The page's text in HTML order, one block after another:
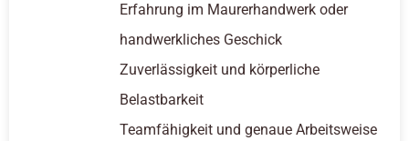
Erfahrung im Maurerhandwerk oder
handwerkliches Geschick
Zuverlässigkeit und körperliche
Belastbarkeit
Teamfähigkeit und genaue Arbeitsweise